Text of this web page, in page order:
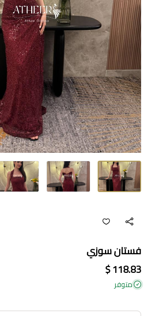
فستان سوزي
118.83 $
متوفر